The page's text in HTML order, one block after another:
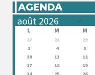
AGENDA
L M M
27 28 29
3
4 5
10
11 12
17
18 19
24
25 26